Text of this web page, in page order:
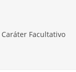
Facultativo